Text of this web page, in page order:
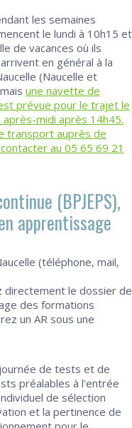
les semaines
le lundi à 10h15 et
de vacances où ils
en général à la
(Naucelle et
une navette de
prévue pour le trajet le
midi après 14h45.
transport auprès de
au 05 65 69 21
(BPJEPS),
apprentissage
(téléphone, mail,
directement le dossier de
des formations
un AR sous une
de tests et de
préalables à l'entrée
de sélection
et la pertinence de